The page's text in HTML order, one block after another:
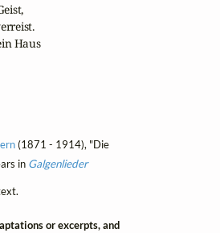
Haus
(1871 - 1914), "Die
in Galgenlieder
or excerpts, and